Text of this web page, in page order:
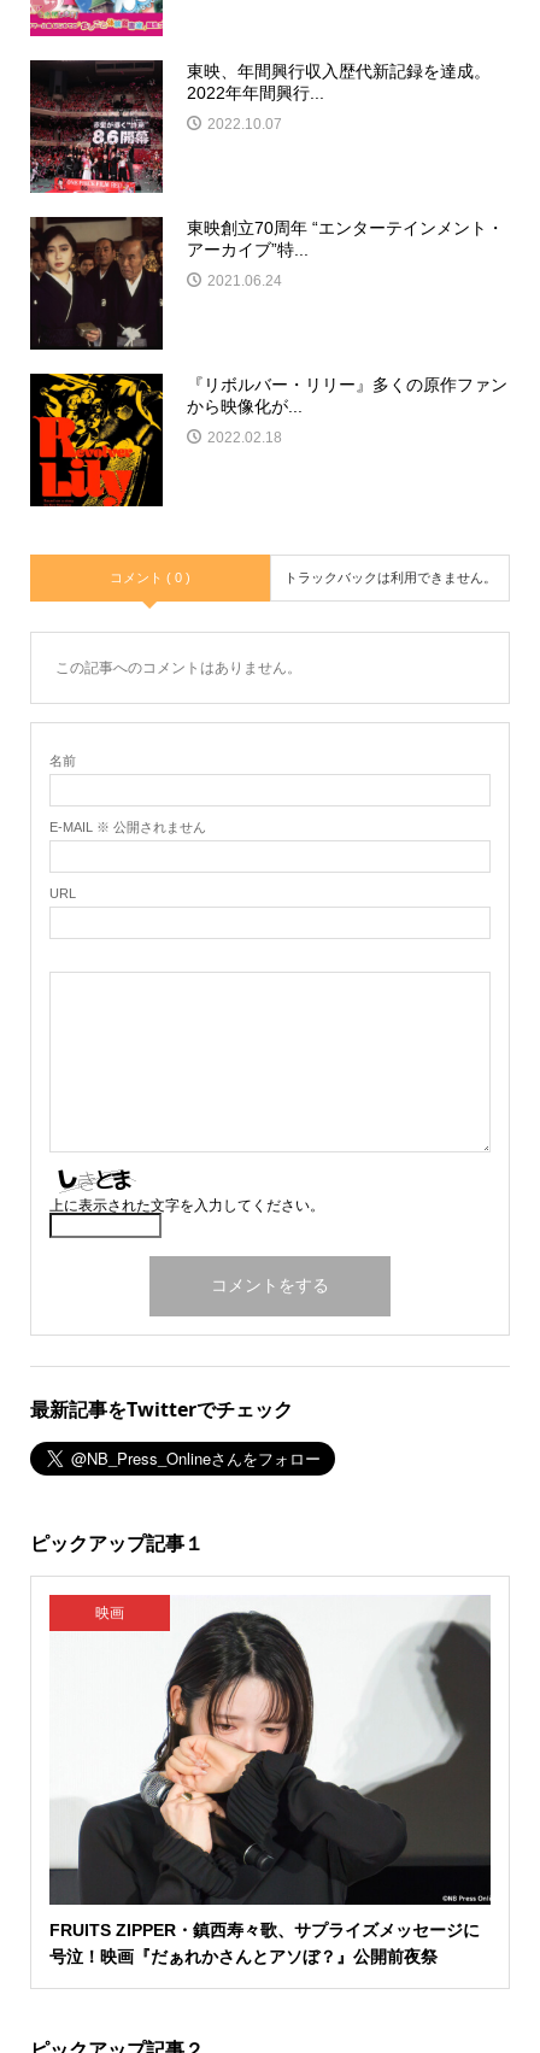
東映、年間興行収入歴代新記録を達成。
2022年年間興行...
2022.10.07
東映創立70周年 “エンターテインメント・
アーカイブ”特...
2021.06.24
『リボルバー・リリー』多くの原作ファン
から映像化が...
2022.02.18
コメント ( 0 ) トラックバックは利用できません。
この記事へのコメントはありません。
名前
E-MAIL ※ 公開されません
URL
上に表示された文字を入力してください。
最新記事をTwitterでチェック
ピックアップ記事１
映画
FRUITS ZIPPER・鎮西寿々歌、サプライズメッセージに
号泣！映画『だぁれかさんとアソぼ？』公開前夜祭